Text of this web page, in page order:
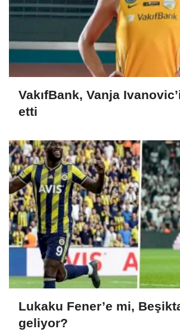
VakıfBank, Vanja
etti
Lukaku Fener’e mi,
geliyor?